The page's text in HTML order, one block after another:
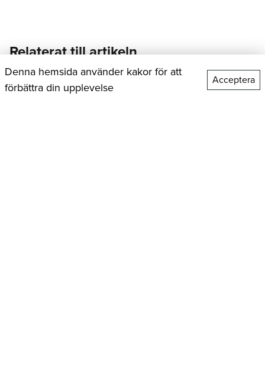
Relaterat till artikeln
Denna hemsida använder kakor för att
förbättra din upplevelse
Acceptera